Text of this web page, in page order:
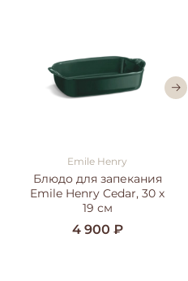
Emile Henry
Блюдо для запекания
Emile Henry Cedar, 30 х
19 см
4 900 ₽